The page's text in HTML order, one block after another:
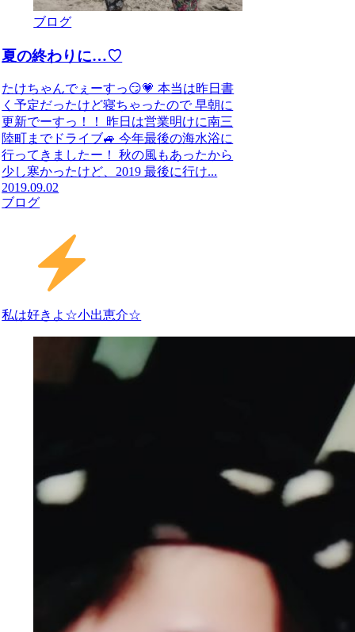
ブログ
夏の終わりに…♡
たけちゃんでぇーすっ😏💗 本当は昨日書
く予定だったけど寝ちゃったので 早朝に
更新でーすっ！！ 昨日は営業明けに南三
陸町までドライブ🚙 今年最後の海水浴に
行ってきましたー！ 秋の風もあったから
少し寒かったけど、2019 最後に行け...
2019.09.02
ブログ
私は好きよ☆小出恵介☆